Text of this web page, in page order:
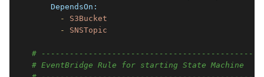
    DependsOn:
      -
S3Bucket
      -
SNSTopic
#
# EventBridge Rule for starting State Machine